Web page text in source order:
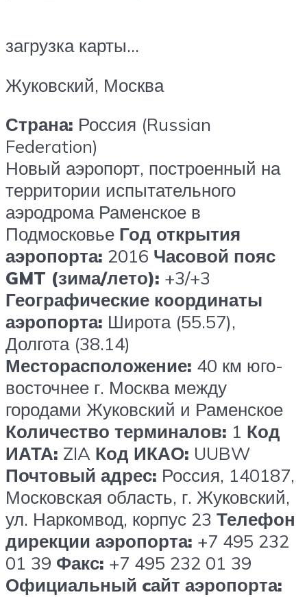
загрузка карты…
Жуковский, Москва
Страна: Россия (Russian
Federation)
Новый аэропорт, построенный на
территории испытательного
аэродрома Раменское в
Подмосковье Год открытия
аэропорта: 2016 Часовой пояс
GMT (зима/лето): +3/+3
Географические координаты
аэропорта: Широта (55.57),
Долгота (38.14)
Месторасположение: 40 км юго-
восточнее г. Москва между
городами Жуковский и Раменское
Количество терминалов: 1 Код
ИАТА: ZIA Код ИКАО: UUBW
Почтовый адрес: Россия, 140187,
Московская область, г. Жуковский,
ул. Наркомвод, корпус 23 Телефон
дирекции аэропорта: +7 495 232
01 39 Факс: +7 495 232 01 39
Официальный cайт аэропорта: